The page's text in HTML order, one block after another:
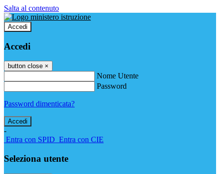
Salta al contenuto
Accedi
Accedi
button close ×
Nome Utente
Password
Password dimenticata?
-
Entra con SPID Entra con CIE
Seleziona utente